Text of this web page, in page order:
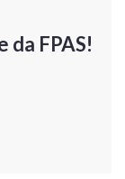
da FPAS!